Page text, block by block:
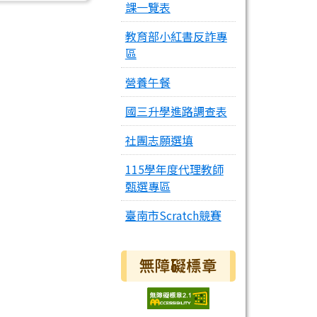
課一覽表
教育部小紅書反詐專
區
營養午餐
國三升學進路調查表
社團志願選填
115學年度代理教師
甄選專區
臺南市Scratch競賽
無障礙標章